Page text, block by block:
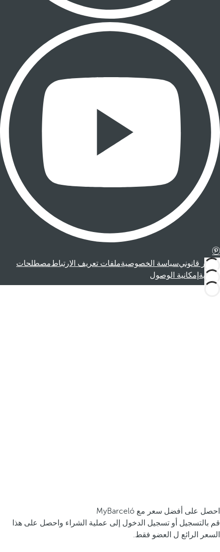
إشعار قانونيسياسة الخصوصيةملفات تعريف الارتباطمصطلحات
قانونية إمكانية الوصول
احصل على أفضل سعر مع MyBarceló
قم بالتسجيل أو تسجيل الدخول إلى عملية الشراء واحصل على هذا
السعر الرائع ل العضو فقط.